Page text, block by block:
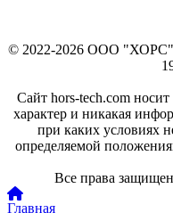
© 2022-2026 ООО "ХОРС"
Сайт hors-tech.com
характер и никакая
при каких условиях
определяемой
Все права
Главная